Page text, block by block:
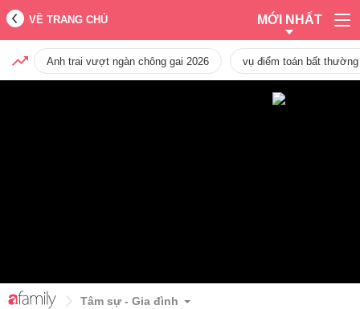
VỀ TRANG CHỦ MỚI NHẤT
Anh trai vượt ngàn chông gai 2026 vụ điểm toán bất
Tâm sự - Gia đình